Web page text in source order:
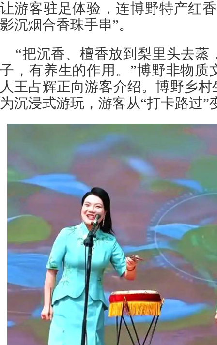
让游客驻足体验，连博野特产红
影沉烟合香珠手串”。
“把沉香、檀香放到梨里头去蒸
子，有养生的作用。”博野非物质
人王占辉正向游客介绍。博野乡
为沉浸式游玩，游客从“打卡路过”